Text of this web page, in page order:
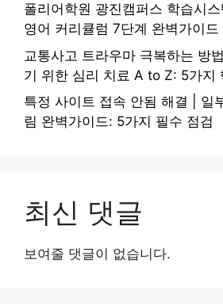
폴리어학원 광진캠퍼스 학습시
영어 커리큘럼 7단계 완벽가이드
교통사고 트라우마 극복하는 방
기 위한 심리 치료 A to Z: 5가지
특정 사이트 접속 안됨 해결 | 일
림 완벽가이드: 5가지 필수 점검
최신 댓글
보여줄 댓글이 없습니다.